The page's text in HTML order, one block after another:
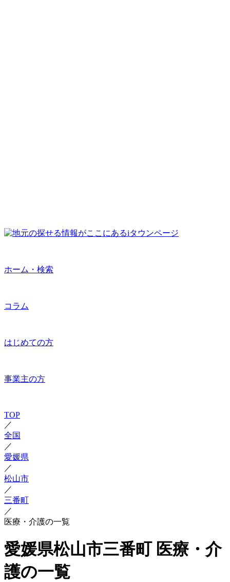
ホーム・検索
コラム
はじめての方
事業主の方
TOP
／
全国
／
愛媛県
／
松山市
／
三番町
／
医療・介護の一覧
愛媛県松山市三番町 医療・介
護の一覧